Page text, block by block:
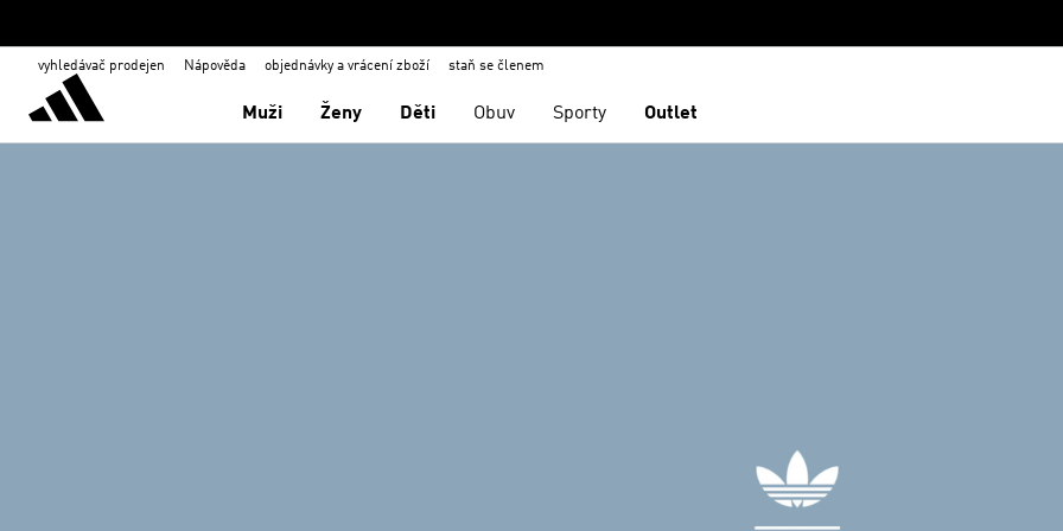
vyhledávač prodejen Nápověda objednávky a vrácení zboží staň se členem
Muži Ženy Děti Obuv Sporty Outlet